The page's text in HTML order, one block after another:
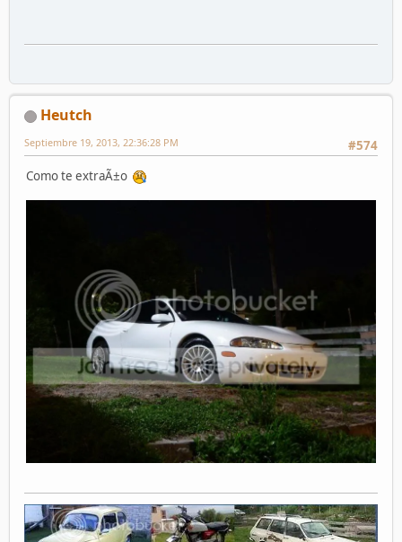
Heutch
#574
Septiembre 19, 2013, 22:36:28 PM
Como te extraÃ±o